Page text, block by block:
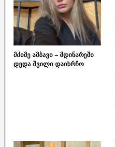
მძიმე ამბავი – მდინარეში
დედა შვილი დაიხრჩო